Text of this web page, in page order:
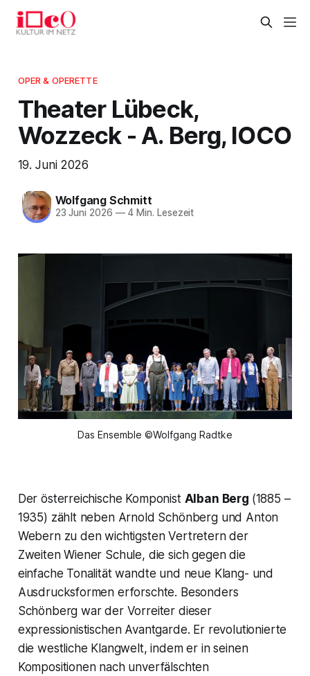
OPER & OPERETTE
Theater Lübeck,
Wozzeck - A. Berg, IOCO
19. Juni 2026
Wolfgang Schmitt
23 Juni 2026 —4 Min. Lesezeit
Das Ensemble ©Wolfgang Radtke
Der österreichische Komponist Alban Berg (1885 –
1935) zählt neben Arnold Schönberg und Anton
Webern zu den wichtigsten Vertretern der
Zweiten Wiener Schule, die sich gegen die
einfache Tonalität wandte und neue Klang- und
Ausdrucksformen erforschte. Besonders
Schönberg war der Vorreiter dieser
expressionistischen Avantgarde. Er revolutionierte
die westliche Klangwelt, indem er in seinen
Kompositionen nach unverfälschten